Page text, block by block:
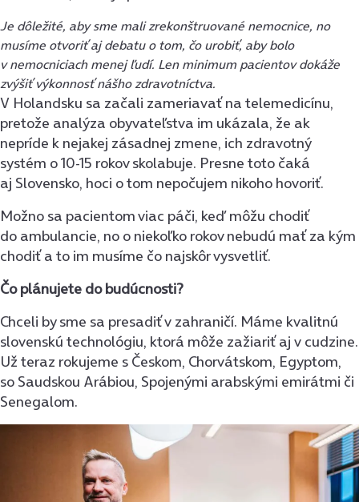
Je dôležité, aby sme mali zrekonštruované nemocnice, no
musíme otvoriť aj debatu o tom, čo urobiť, aby bolo
v nemocniciach menej ľudí. Len minimum pacientov dokáže
zvýšiť výkonnosť nášho zdravotníctva.
V Holandsku sa začali zameriavať na telemedicínu,
pretože analýza obyvateľstva im ukázala, že ak
nepríde k nejakej zásadnej zmene, ich zdravotný
systém o 10-15 rokov skolabuje. Presne toto čaká
aj Slovensko, hoci o tom nepočujem nikoho hovoriť.
Možno sa pacientom viac páči, keď môžu chodiť
do ambulancie, no o niekoľko rokov nebudú mať za kým
chodiť a to im musíme čo najskôr vysvetliť.
Čo plánujete do budúcnosti?
Chceli by sme sa presadiť v zahraničí. Máme kvalitnú
slovenskú technológiu, ktorá môže zažiariť aj v cudzine.
Už teraz rokujeme s Českom, Chorvátskom, Egyptom,
so Saudskou Arábiou, Spojenými arabskými emirátmi či
Senegalom.